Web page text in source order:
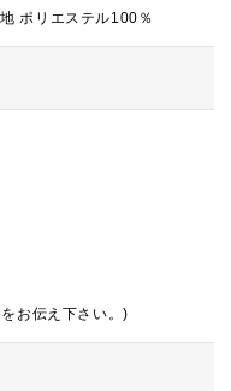
ポリエステル100％
お伝え下さい。)